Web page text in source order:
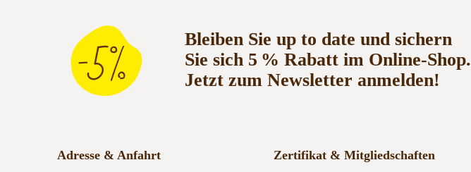
Bleiben Sie up to date und sichern
Sie sich 5 % Rabatt im Online-Shop.
Jetzt zum Newsletter anmelden!
Adresse & Anfahrt Zertifikat & Mitgliedschaften